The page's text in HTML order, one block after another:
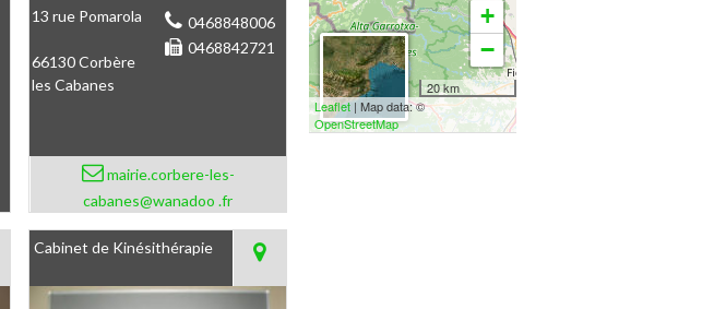
13 rue Pomarola
66130 Corbère
les Cabanes
0468848006
0468842721
mairie.corbere-les-
cabanes@wanadoo .fr
Cabinet de Kinésithérapie
+
−
20 km
Leaflet| Map data: ©
OpenStreetMap